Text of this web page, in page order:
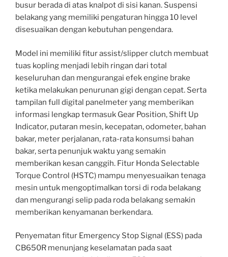
busur berada di atas knalpot di sisi kanan. Suspensi
belakang yang memiliki pengaturan hingga 10 level
disesuaikan dengan kebutuhan pengendara.
Model ini memiliki fitur assist/slipper clutch membuat
tuas kopling menjadi lebih ringan dari total
keseluruhan dan mengurangai efek engine brake
ketika melakukan penurunan gigi dengan cepat. Serta
tampilan full digital panelmeter yang memberikan
informasi lengkap termasuk Gear Position, Shift Up
Indicator, putaran mesin, kecepatan, odometer, bahan
bakar, meter perjalanan, rata-rata konsumsi bahan
bakar, serta penunjuk waktu yang semakin
memberikan kesan canggih. Fitur Honda Selectable
Torque Control (HSTC) mampu menyesuaikan tenaga
mesin untuk mengoptimalkan torsi di roda belakang
dan mengurangi selip pada roda belakang semakin
memberikan kenyamanan berkendara.
Penyematan fitur Emergency Stop Signal (ESS) pada
CB650R menunjang keselamatan pada saat